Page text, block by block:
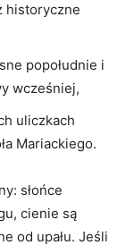
historyczne
popołudnie i
wcześniej,
uliczkach
Mariackiego.
słońce
cienie są
od upału. Jeśli